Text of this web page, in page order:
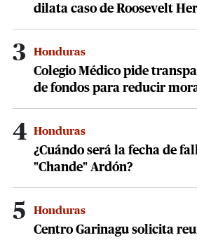
dilata caso de Roosevelt
3 Honduras
Colegio Médico pide
de fondos para reducir
4 Honduras
¿Cuándo será la fecha de
"Chande" Ardón?
5 Honduras
Centro Garinagu solicita